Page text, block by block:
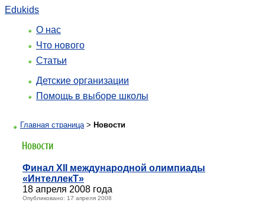
Edukids
О нас
Что нового
Статьи
Детские организации
Помощь в выборе школы
Главная страница> Новости
Финал XII международной олимпиады
«ИнтеллекТ»
18 апреля 2008 года
Опубликовано: 17 апреля 2008